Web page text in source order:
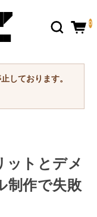
0
しております。
ットとデメ
制作で失敗